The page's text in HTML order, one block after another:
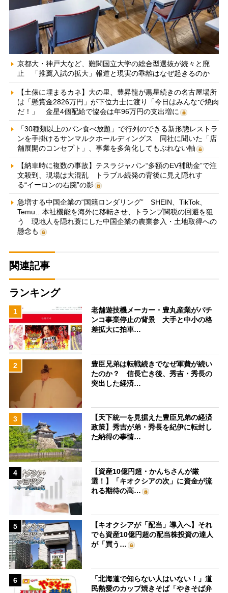
京都大・神戸大など、難関国立大学の総合型選抜が続々と廃
止 「推薦入試の拡大」報道と現実の乖離はなぜ起きるのか
【土俵に埋まるカネ】大の里、豊昇龍が黒星続きの名古屋場所
は「懸賞金2826万円」が下位力士に渡り「今日はみんなで焼肉
だ！」 金星4個配給で協会は年96万円の支出増に
「30種類以上のパン食べ放題」で行列のできる新形態レストラ
ンを手掛けるサンマルクホールディングス 同社に聞いた「店
舗展開のコンセプト」、事業を多角化してもぶれない軸
【納車時に複数の事故】テスラジャパン“多額のEV補助金”で注
文殺到、現場は大混乱 トラブル続発の背後に見え隠れす
る“イーロンの右腕”の影
急増する中国企業の“国籍ロンダリング” SHEIN、TikTok、
Temu…本社機能を海外に移転させ、トランプ関税の回避を狙
う 現地人を隠れ蓑にした中国企業の農業参入・土地取得への
懸念も
関連記事
ランキング
1
老舗遊技機メーカー・豊丸産業がパチ
ンコ事業停止の背景 大手と中小の格
差拡大に拍車…
2
豊臣兄弟は転戦続きでなぜ軍費が続い
たのか？ 信長亡き後、秀吉・秀長の
突出した経済…
3
【天下統一を見据えた豊臣兄弟の経済
政策】秀吉が弟・秀長を紀伊に転封し
た納得の事情…
4
【資産10億円超・かんちさんが厳
選！】「キオクシアの次」に資金が流
れる期待の高…
5
【キオクシアが「配当」導入へ】それ
でも資産10億円超の配当株投資の達人
が「買う…
6
「北海道で知らない人はいない！」道
民熱愛のカップ焼きそば「やきそば弁